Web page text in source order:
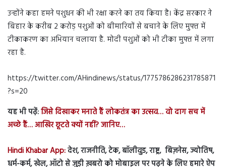
उन्होंने कहा हमने पशुधन की भी रक्षा करने का तय किया है। केंद्र सरकार ने
बिहार के करीब 2 करोड़ पशुओं को बीमारियों से बचाने के लिए मुफ्त में
टीकाकरण का अभियान चलाया है. मोदी पशुओं को भी टीका मुफ्त में लगा
रहा है.
https://twitter.com/AHindinews/status/1775786286231785871
?s=20
यह भी पढ़ें:जिसे दिखाकर मनाते हैं लोकतंत्र का उत्सव… वो दाग सच में
अच्छे हैं… आखिर छूटते क्यों नहीं? जानिए…
Hindi Khabar App:देश, राजनीति, टेक, बॉलीवुड, राष्ट्र, बिज़नेस, ज्योतिष,
धर्म-कर्म, खेल, ऑटो से जुड़ी ख़बरो को मोबाइल पर पढ़ने के लिए हमारे ऐप